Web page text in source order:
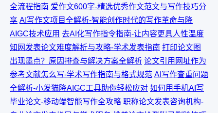
全流程指南 爱作文600字-精选优秀作文范文与写作技巧分
享 AI写作文项目全解析-智能创作时代的写作革命与降
AIGC技术应用 去AI化写作指令指南-让内容更具人性温度
知网发表论文难度解析与攻略-学术发表指南 打印论文图
出现墨点？原因排查与解决方案全解析 论文引用网址作为
参考文献怎么写-学术写作指南与格式规范 AI写作查重问题
全解析-小发猫降AIGC工具助你轻松应对 如何用手机AI写
毕业论文-移动端智能写作全攻略 职称论文发表咨询机构-